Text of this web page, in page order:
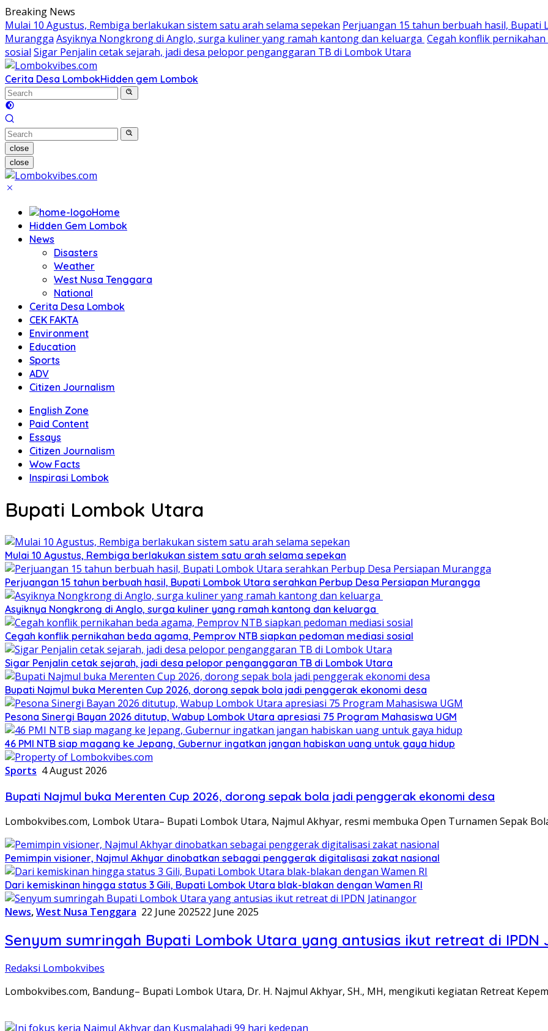
Skip
to
content
Breaking News
Mulai 10 Agustus, Rembiga berlakukan sistem satu arah selama sepekan Perjuangan 15 tahun berbuah hasil, Bupati
Murangga Asyiknya Nongkrong di Anglo, surga kuliner yang ramah kantong dan keluarga Cegah konflik
sosial Sigar Penjalin cetak sejarah, jadi desa pelopor penganggaran TB di Lombok Utara
Cerita Desa LombokHidden gem Lombok
close
close
Home
Hidden Gem Lombok
News
Disasters
Weather
West Nusa Tenggara
National
Cerita Desa Lombok
CEK FAKTA
Environment
Education
Sports
ADV
Citizen Journalism
English Zone
Paid Content
Essays
Citizen Journalism
Wow Facts
Inspirasi Lombok
Bupati Lombok Utara
Mulai 10 Agustus, Rembiga berlakukan sistem satu arah selama sepekan
Perjuangan 15 tahun berbuah hasil, Bupati Lombok Utara serahkan Perbup Desa Persiapan Murangga
Asyiknya Nongkrong di Anglo, surga kuliner yang ramah kantong dan keluarga
Cegah konflik pernikahan beda agama, Pemprov NTB siapkan pedoman mediasi sosial
Sigar Penjalin cetak sejarah, jadi desa pelopor penganggaran TB di Lombok Utara
Bupati Najmul buka Merenten Cup 2026, dorong sepak bola jadi penggerak ekonomi desa
Pesona Sinergi Bayan 2026 ditutup, Wabup Lombok Utara apresiasi 75 Program Mahasiswa UGM
46 PMI NTB siap magang ke Jepang, Gubernur ingatkan jangan habiskan uang untuk gaya hidup
Sports 4 August 2026
Bupati Najmul buka Merenten Cup 2026, dorong sepak bola jadi penggerak ekonomi desa
Lombokvibes.com, Lombok Utara– Bupati Lombok Utara, Najmul Akhyar, resmi membuka Open Turnamen Sepak
Pemimpin visioner, Najmul Akhyar dinobatkan sebagai penggerak digitalisasi zakat nasional
Dari kemiskinan hingga status 3 Gili, Bupati Lombok Utara blak-blakan dengan Wamen RI
News,West Nusa Tenggara 22 June 202522 June 2025
Senyum sumringah Bupati Lombok Utara yang antusias ikut retreat di IPDN
Redaksi Lombokvibes
Lombokvibes.com, Bandung– Bupati Lombok Utara, Dr. H. Najmul Akhyar, SH., MH, mengikuti kegiatan Retreat